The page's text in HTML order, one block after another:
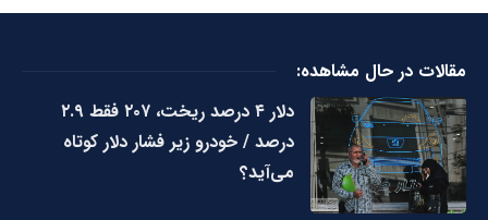
مقالات در حال مشاهده:
دلار ۴ درصد ریخت، ۲۰۷ فقط ۲.۹
درصد / خودرو زیر فشار دلار کوتاه
می‌آید؟